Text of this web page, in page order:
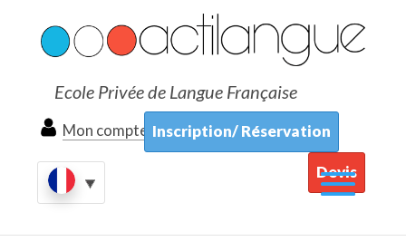
Ecole Privée de Langue Française
Mon compte Inscription/ Réservation
Devis